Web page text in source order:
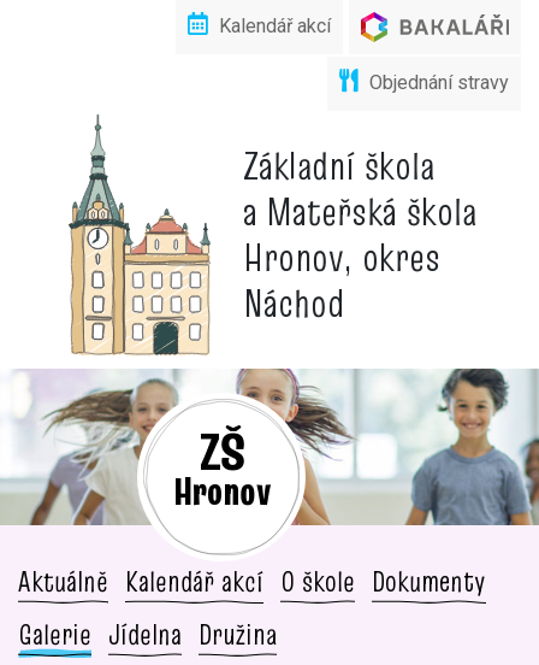
Základní škola
a Mateřská škola
Hronov, okres
Náchod
Kalendář akcí
Objednání stravy
ZŠ
Hronov
Aktuálně Kalendář akcí O škole Dokumenty
Galerie Jídelna Družina